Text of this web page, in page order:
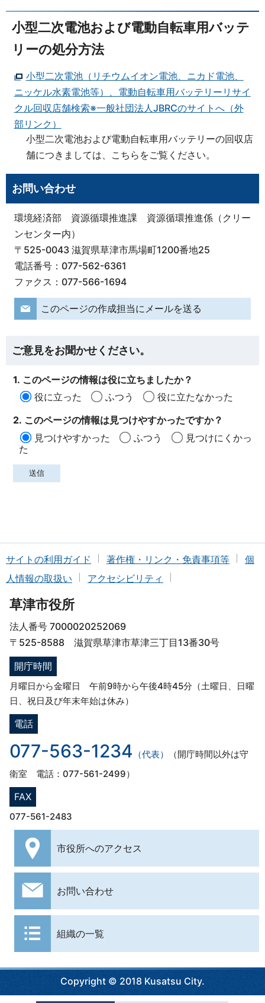
小型二次電池および電動自転車用バッテ
リーの処分方法
小型二次電池（リチウムイオン電池、ニカド電池、
ニッケル水素電池等）、電動自転車用バッテリーリサイ
クル回収店舗検索※一般社団法人JBRCのサイトへ（外
部リンク）
小型二次電池および電動自転車用バッテリーの回収店
舗につきましては、こちらをご覧ください。
お問い合わせ
環境経済部 資源循環推進課 資源循環推進係（クリー
ンセンター内）
〒525-0043 滋賀県草津市馬場町1200番地25
電話番号：077-562-6361
ファクス：077-566-1694
このページの作成担当にメールを送る
ご意見をお聞かせください。
1. このページの情報は役に立ちましたか？
役に立った
ふつう
役に立たなかった
2. このページの情報は見つけやすかったですか？
見つけやすかった
ふつう
見つけにくかっ
た
サイトの利用ガイド 著作権・リンク・免責事項等
個
人情報の取扱い
アクセシビリティ
草津市役所
法人番号 7000020252069
〒525-8588 滋賀県草津市草津三丁目13番30号
開庁時間
月曜日から金曜日 午前9時から午後4時45分（土曜日、日曜
日、祝日及び年末年始は休み）
電話
077-563-1234 （代表）
（開庁時間以外は守
衛室 電話：077-561-2499）
FAX
077-561-2483
市役所へのアクセス
お問い合わせ
組織の一覧
Copyright © 2018 Kusatsu City.